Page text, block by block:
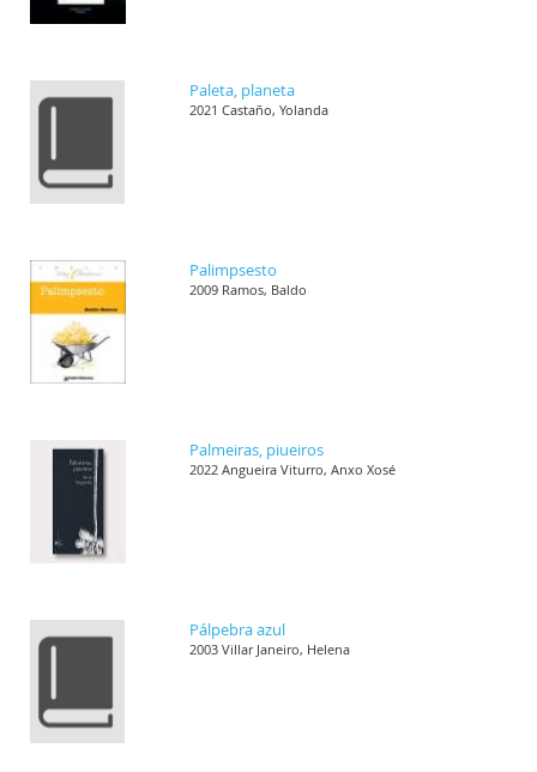
Paleta, planeta
2021 Castaño, Yolanda
Palimpsesto
2009 Ramos, Baldo
Palmeiras, piueiros
2022 Angueira Viturro, Anxo Xosé
Pálpebra azul
2003 Villar Janeiro, Helena